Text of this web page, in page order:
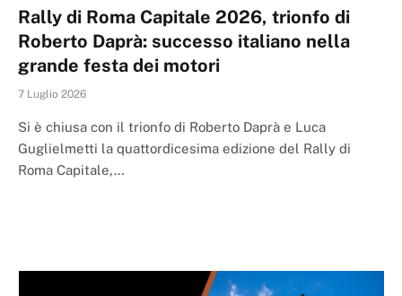
Rally di Roma Capitale 2026, trionfo di
Roberto Daprà: successo italiano nella
grande festa dei motori
7 Luglio 2026
Si è chiusa con il trionfo di Roberto Daprà e Luca
Guglielmetti la quattordicesima edizione del Rally di
Roma Capitale,…